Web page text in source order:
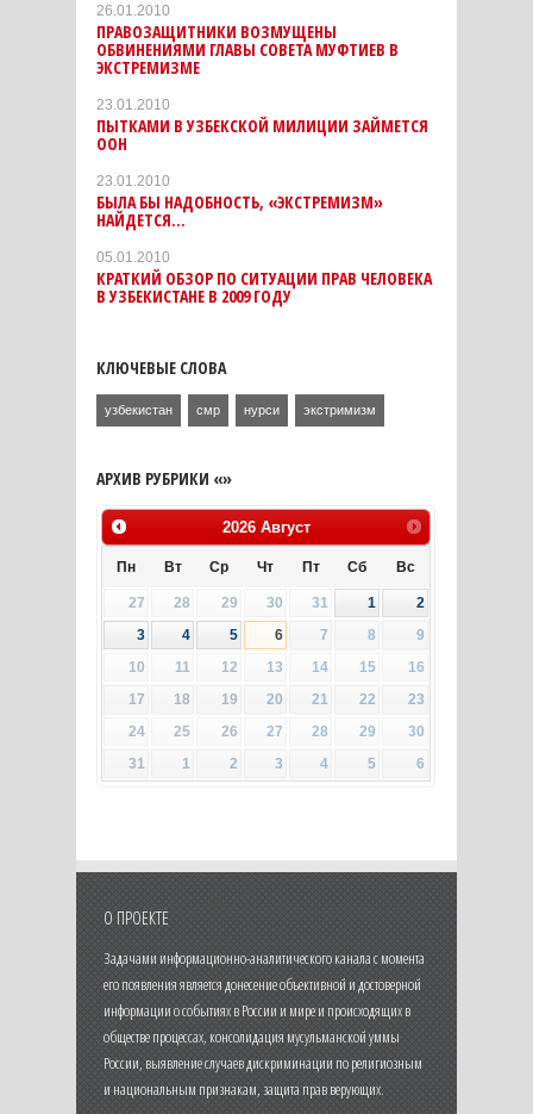
26.01.2010
ПРАВОЗАЩИТНИКИ ВОЗМУЩЕНЫ
ОБВИНЕНИЯМИ ГЛАВЫ СОВЕТА МУФТИЕВ В
ЭКСТРЕМИЗМЕ
23.01.2010
ПЫТКАМИ В УЗБЕКСКОЙ МИЛИЦИИ ЗАЙМЕТСЯ
ООН
23.01.2010
БЫЛА БЫ НАДОБНОСТЬ, «ЭКСТРЕМИЗМ»
НАЙДЕТСЯ...
05.01.2010
КРАТКИЙ ОБЗОР ПО СИТУАЦИИ ПРАВ ЧЕЛОВЕКА
В УЗБЕКИСТАНЕ В 2009 ГОДУ
КЛЮЧЕВЫЕ СЛОВА
узбекистан смр нурси экстримизм
АРХИВ РУБРИКИ «»
2026 Август
Пн Вт Ср Чт Пт Сб Вс
27 28 29 30 31 1
2
3
4 5 6 7 8
9
10
11 12 13 14 15
16
17
18 19 20 21 22
23
24
25 26 27 28 29
30
31
1 2 3 4 5 6
О ПРОЕКТЕ
Задачами информационно-аналитического канала с момента
его появления является донесение объективной и достоверной
информации о событиях в России и мире и происходящих в
обществе процессах, консолидация мусульманской уммы
России, выявление случаев дискриминации по религиозным
и национальным признакам, защита прав верующих.